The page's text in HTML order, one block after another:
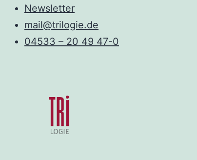
Skip
content
Newsletter
mail@trilogie.de
04533 – 20 49 47-0